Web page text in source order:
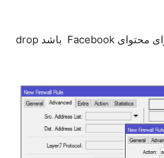
دراین نمونه هر پکت که دارای محتوای Facebook باشد drop